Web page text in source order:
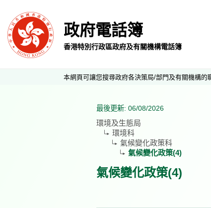
政府電話簿
香港特別行政區政府及有關機構電話簿
本網頁可讓您搜尋政府各決策局/部門及有關機構的
最後更新: 06/08/2026
環境及生態局
環境科
氣候變化政策科
氣候變化政策(4)
氣候變化政策(4)